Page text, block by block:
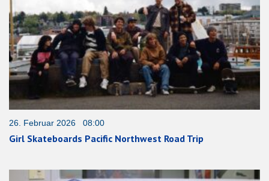
26. Februar 2026 08:00
Girl Skateboards Pacific Northwest Road Trip